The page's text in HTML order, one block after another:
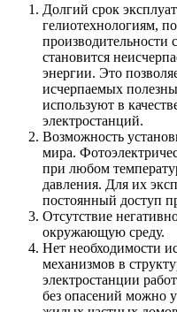
Долгий срок
гелиотехнологиям,
производительности
становится
энергии. Это
исчерпаемых
используют в
электростанций.
Возможность
мира.
при любом
давления. Для их
постоянный доступ
Отсутствие
окружающую среду.
Нет необходимости
механизмов в
электростанции
без опасений можно